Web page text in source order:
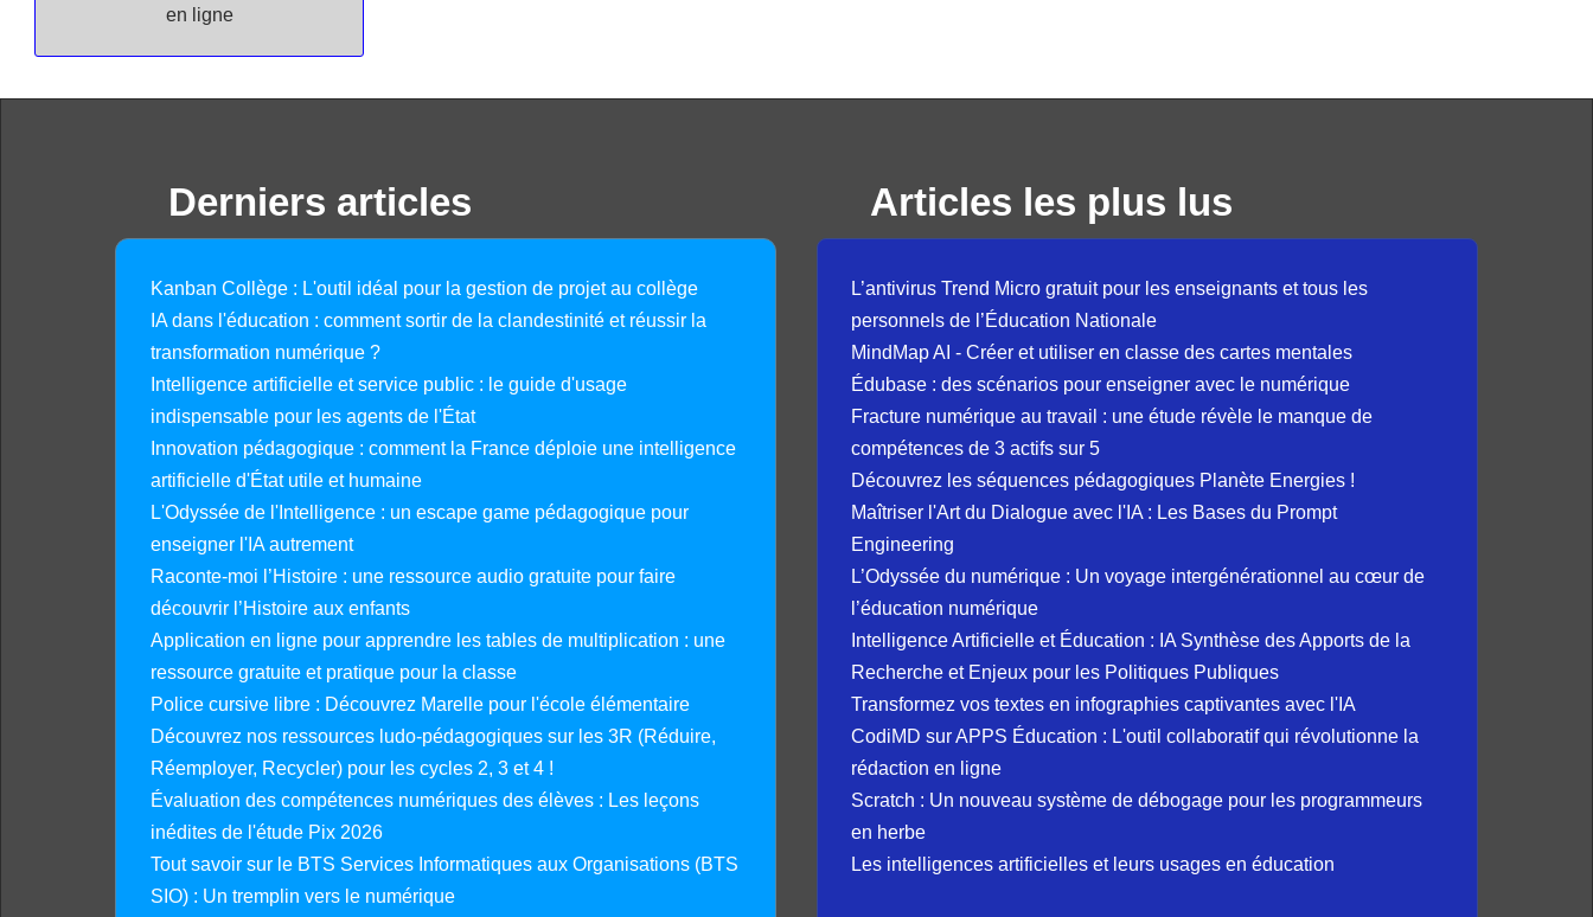
en ligne
Derniers articles
Kanban Collège : L'outil idéal pour la gestion de projet au collège
IA dans l'éducation : comment sortir de la clandestinité et réussir la
transformation numérique ?
Intelligence artificielle et service public : le guide d'usage
indispensable pour les agents de l'État
Innovation pédagogique : comment la France déploie une intelligence
artificielle d'État utile et humaine
L'Odyssée de l'Intelligence : un escape game pédagogique pour
enseigner l'IA autrement
Raconte-moi l’Histoire : une ressource audio gratuite pour faire
découvrir l’Histoire aux enfants
Application en ligne pour apprendre les tables de multiplication : une
ressource gratuite et pratique pour la classe
Police cursive libre : Découvrez Marelle pour l'école élémentaire
Découvrez nos ressources ludo-pédagogiques sur les 3R (Réduire,
Réemployer, Recycler) pour les cycles 2, 3 et 4 !
Évaluation des compétences numériques des élèves : Les leçons
inédites de l'étude Pix 2026
Tout savoir sur le BTS Services Informatiques aux Organisations (BTS
SIO) : Un tremplin vers le numérique
Articles les plus lus
L’antivirus Trend Micro gratuit pour les enseignants et tous les
personnels de l’Éducation Nationale
MindMap AI - Créer et utiliser en classe des cartes mentales
Édubase : des scénarios pour enseigner avec le numérique
Fracture numérique au travail : une étude révèle le manque de
compétences de 3 actifs sur 5
Découvrez les séquences pédagogiques Planète Energies !
Maîtriser l'Art du Dialogue avec l'IA : Les Bases du Prompt
Engineering
L’Odyssée du numérique : Un voyage intergénérationnel au cœur de
l’éducation numérique
Intelligence Artificielle et Éducation : IA Synthèse des Apports de la
Recherche et Enjeux pour les Politiques Publiques
Transformez vos textes en infographies captivantes avec l'IA
CodiMD sur APPS Éducation : L'outil collaboratif qui révolutionne la
rédaction en ligne
Scratch : Un nouveau système de débogage pour les programmeurs
en herbe
Les intelligences artificielles et leurs usages en éducation